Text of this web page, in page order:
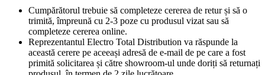
Cumpărătorul trebuie să completeze cererea de retur și să o
trimită, împreună cu 2-3 poze cu produsul vizat sau să
completeze cererea online.
Reprezentantul Electro Total Distribution va răspunde la
această cerere pe aceeași adresă de e-mail de pe care a fost
primită solicitarea și către showroom-ul unde doriți să returnați